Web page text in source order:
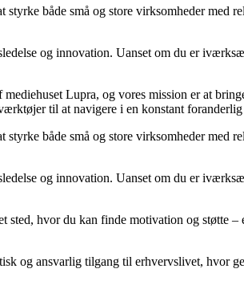
både små og store virksomheder med
og innovation. Uanset om du er
Lupra, og vores mission er at
til at navigere i en konstant
både små og store virksomheder med
og innovation. Uanset om du er
hvor du kan finde motivation og støtte
og ansvarlig tilgang til erhvervslivet, hvor